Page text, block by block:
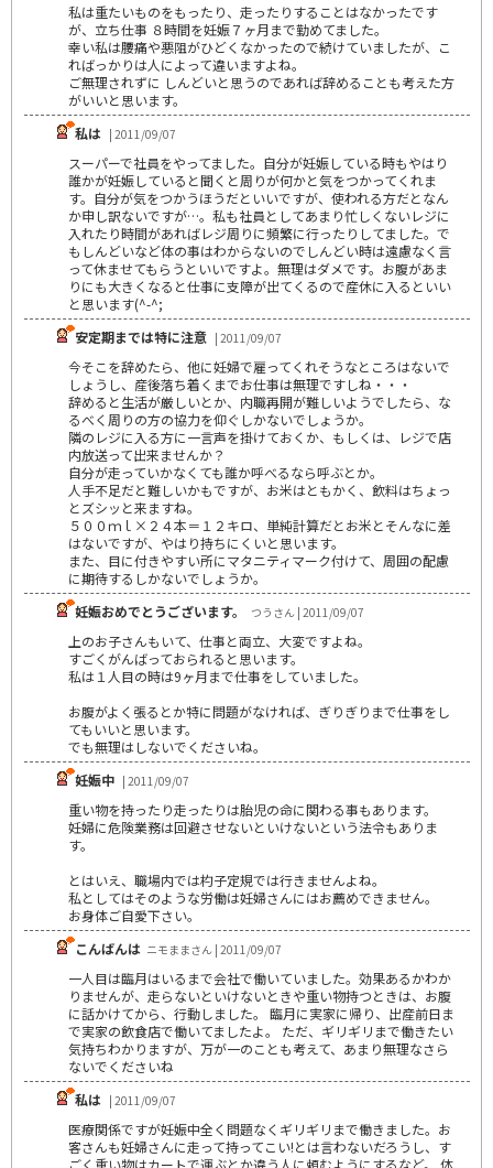
私は重たいものをもったり、走ったりすることはなかったです
が、立ち仕事 ８時間を妊娠７ヶ月まで勤めてました。
幸い私は腰痛や悪阻がひどくなかったので続けていましたが、こ
ればっかりは人によって違いますよね。
ご無理されずに しんどいと思うのであれば辞めることも考えた方
がいいと思います。
私は | 2011/09/07
スーパーで社員をやってました。自分が妊娠している時もやはり
誰かが妊娠していると聞くと周りが何かと気をつかってくれま
す。自分が気をつかうほうだといいですが、使われる方だとなん
か申し訳ないですが…。私も社員としてあまり忙しくないレジに
入れたり時間があればレジ周りに頻繁に行ったりしてました。で
もしんどいなど体の事はわからないのでしんどい時は遠慮なく言
って休ませてもらうといいですよ。無理はダメです。お腹があま
りにも大きくなると仕事に支障が出てくるので産休に入るといい
と思います(^-^;
安定期までは特に注意 | 2011/09/07
今そこを辞めたら、他に妊婦で雇ってくれそうなところはないで
しょうし、産後落ち着くまでお仕事は無理ですしね・・・
辞めると生活が厳しいとか、内職再開が難しいようでしたら、な
るべく周りの方の協力を仰ぐしかないでしょうか。
隣のレジに入る方に一言声を掛けておくか、もしくは、レジで店
内放送って出来ませんか？
自分が走っていかなくても誰か呼べるなら呼ぶとか。
人手不足だと難しいかもですが、お米はともかく、飲料はちょっ
とズシッと来ますね。
５００ｍｌ×２４本＝１２キロ、単純計算だとお米とそんなに差
はないですが、やはり持ちにくいと思います。
また、目に付きやすい所にマタニティマーク付けて、周囲の配慮
に期待するしかないでしょうか。
妊娠おめでとうございます。
つうさん | 2011/09/07
上のお子さんもいて、仕事と両立、大変ですよね。
すごくがんばっておられると思います。
私は１人目の時は9ヶ月まで仕事をしていました。
お腹がよく張るとか特に問題がなければ、ぎりぎりまで仕事をし
てもいいと思います。
でも無理はしないでくださいね。
妊娠中 | 2011/09/07
重い物を持ったり走ったりは胎児の命に関わる事もあります。
妊婦に危険業務は回避させないといけないという法令もありま
す。
とはいえ、職場内では杓子定規では行きませんよね。
私としてはそのような労働は妊婦さんにはお薦めできません。
お身体ご自愛下さい。
こんばんは ニモままさん | 2011/09/07
一人目は臨月はいるまで会社で働いていました。効果あるかわか
りませんが、走らないといけないときや重い物持つときは、お腹
に話かけてから、行動しました。 臨月に実家に帰り、出産前日ま
で実家の飲食店で働いてましたよ。 ただ、ギリギリまで働きたい
気持ちわかりますが、万が一のことも考えて、あまり無理なさら
ないでくださいね
私は | 2011/09/07
医療関係ですが妊娠中全く問題なくギリギリまで働きました。お
客さんも妊婦さんに走って持ってこい!とは言わないだろうし、す
ごく重い物はカートで運ぶとか違う人に頼むようにするなど。 体